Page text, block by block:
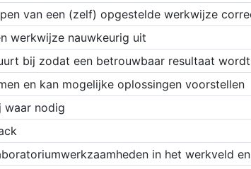
van een (zelf) opgestelde werkwijze
werkwijze nauwkeurig uit
bij zodat een betrouwbaar resultaat
en kan mogelijke oplossingen voorstellen
waar nodig
in het werkveld